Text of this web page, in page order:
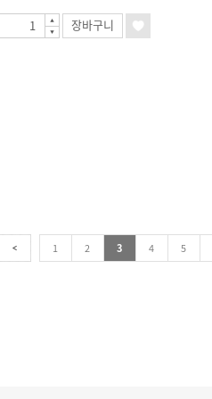
장바구니
1 2 3 4 5